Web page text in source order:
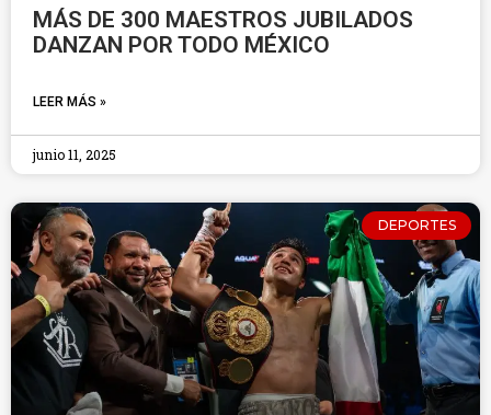
MÁS DE 300 MAESTROS JUBILADOS
DANZAN POR TODO MÉXICO
LEER MÁS »
junio 11, 2025
DEPORTES